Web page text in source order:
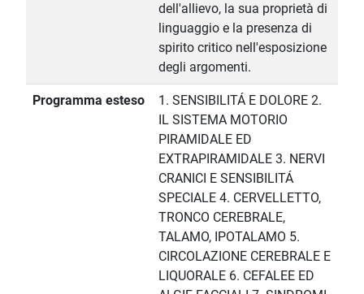
dell'allievo, la sua proprietà di
linguaggio e la presenza di
spirito critico nell'esposizione
degli argomenti.
Programma esteso
1. SENSIBILITÁ E DOLORE 2.
IL SISTEMA MOTORIO
PIRAMIDALE ED
EXTRAPIRAMIDALE 3. NERVI
CRANICI E SENSIBILITÁ
SPECIALE 4. CERVELLETTO,
TRONCO CEREBRALE,
TALAMO, IPOTALAMO 5.
CIRCOLAZIONE CEREBRALE E
LIQUORALE 6. CEFALEE ED